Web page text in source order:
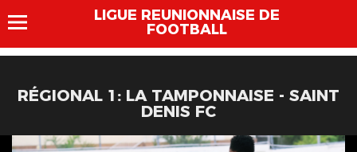
LIGUE REUNIONNAISE DE
FOOTBALL
RÉGIONAL 1: LA TAMPONNAISE - SAINT
DENIS FC